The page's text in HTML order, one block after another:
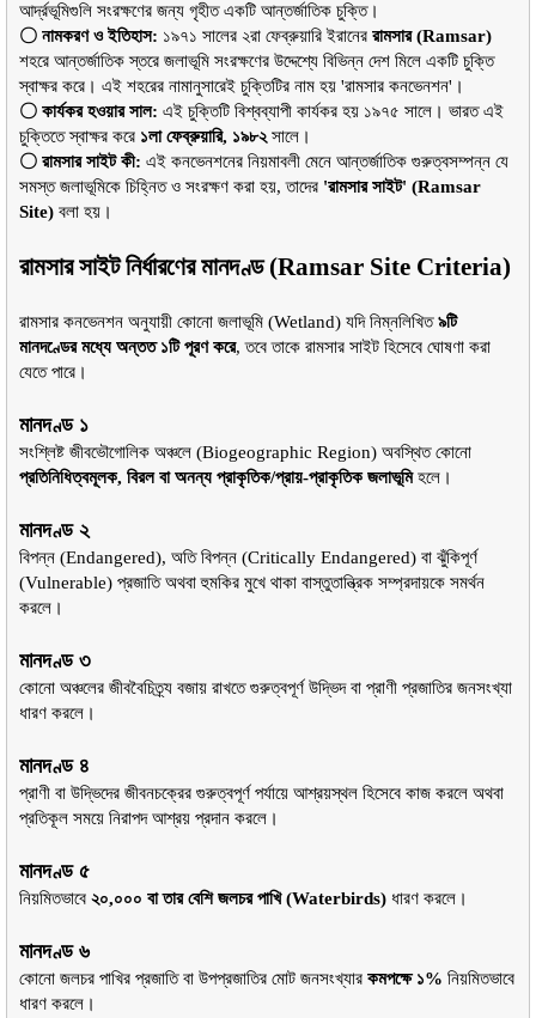
আর্দ্রভূমিগুলি সংরক্ষণের জন্য গৃহীত একটি আন্তর্জাতিক চুক্তি।
〇 নামকরণ ও ইতিহাস: ১৯৭১ সালের ২রা ফেব্রুয়ারি ইরানের রামসার (Ramsar)
শহরে আন্তর্জাতিক স্তরে জলাভূমি সংরক্ষণের উদ্দেশ্যে বিভিন্ন দেশ মিলে একটি চুক্তি
স্বাক্ষর করে। এই শহরের নামানুসারেই চুক্তিটির নাম হয় 'রামসার কনভেনশন'।
〇 কার্যকর হওয়ার সাল: এই চুক্তিটি বিশ্বব্যাপী কার্যকর হয় ১৯৭৫ সালে। ভারত এই
চুক্তিতে স্বাক্ষর করে ১লা ফেব্রুয়ারি, ১৯৮২ সালে।
〇 রামসার সাইট কী: এই কনভেনশনের নিয়মাবলী মেনে আন্তর্জাতিক গুরুত্বসম্পন্ন যে
সমস্ত জলাভূমিকে চিহ্নিত ও সংরক্ষণ করা হয়, তাদের 'রামসার সাইট' (Ramsar
Site) বলা হয়।
রামসার সাইট নির্ধারণের মানদণ্ড (Ramsar Site Criteria)
রামসার কনভেনশন অনুযায়ী কোনো জলাভূমি (Wetland) যদি নিম্নলিখিত ৯টি
মানদণ্ডের মধ্যে অন্তত ১টি পূরণ করে, তবে তাকে রামসার সাইট হিসেবে ঘোষণা করা
যেতে পারে।
মানদণ্ড ১
প্রতিনিধিত্বমূলক, বিরল বা অনন্য প্রাকৃতিক/প্রায়-প্রাকৃতিক জলাভূমি হলে।
মানদণ্ড ২
বিপন্ন (Endangered), অতি বিপন্ন (Critically Endangered) বা ঝুঁকিপূর্ণ
(Vulnerable) প্রজাতি অথবা হুমকির মুখে থাকা বাস্তুতান্ত্রিক সম্প্রদায়কে সমর্থন
করলে।
মানদণ্ড ৩
কোনো অঞ্চলের জীববৈচিত্র্য বজায় রাখতে গুরুত্বপূর্ণ উদ্ভিদ বা প্রাণী প্রজাতির জনসংখ্যা
ধারণ করলে।
মানদণ্ড ৪
প্রাণী বা উদ্ভিদের জীবনচক্রের গুরুত্বপূর্ণ পর্যায়ে আশ্রয়স্থল হিসেবে কাজ করলে অথবা
প্রতিকূল সময়ে নিরাপদ আশ্রয় প্রদান করলে।
মানদণ্ড ৫
নিয়মিতভাবে ২০,০০০ বা তার বেশি জলচর পাখি (Waterbirds) ধারণ করলে।
মানদণ্ড ৬
কোনো জলচর পাখির প্রজাতি বা উপপ্রজাতির মোট জনসংখ্যার কমপক্ষে ১% নিয়মিতভাবে
ধারণ করলে।